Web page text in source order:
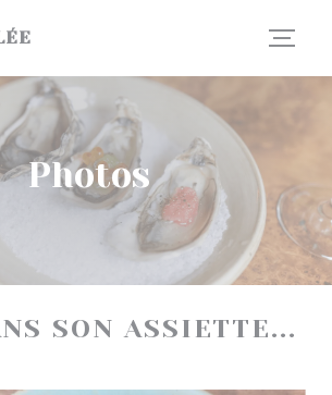
Photos
SON ASSIETTE...